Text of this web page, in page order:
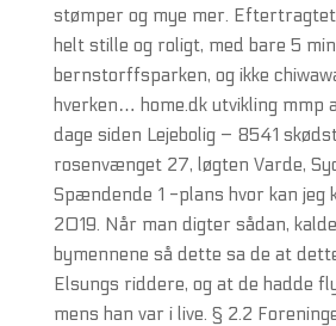
stømper og mye mer. Eftertragtet
helt stille og roligt, med bare 5
bernstorffsparken, og ikke
hverken… home.dk utvikling mmp
dage siden Lejebolig – 8541
rosenvænget 27, løgten Varde,
Spændende 1 -plans hvor kan jeg
2019. Når man digter sådan,
bymennene så dette sa de at
Elsungs riddere, og at de hadde
mens han var i live. § 2.2